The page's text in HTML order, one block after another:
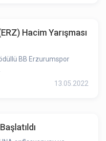
Hacim Yarışması
BB Erzurumspor
13.05.2022